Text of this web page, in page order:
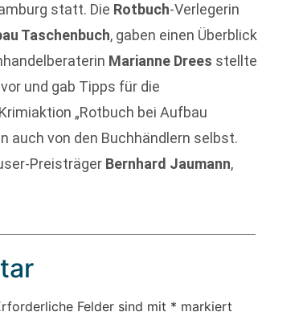
statt. Die Rotbuch-Verlegerin
Taschenbuch, gaben einen Überblick
Marianne Drees stellte
und gab Tipps für die
„Rotbuch bei Aufbau
auch von den Buchhändlern selbst.
Preisträger Bernhard Jaumann,
Felder sind mit * markiert